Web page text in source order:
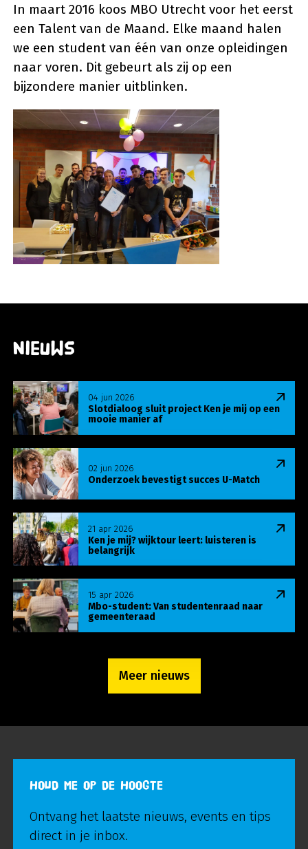
In maart 2016 koos MBO Utrecht voor het eerst
een Talent van de Maand. Elke maand halen
we een student van één van onze opleidingen
naar voren. Dit gebeurt als zij op een
bijzondere manier uitblinken.
Nieuws
Slotdialoog sluit project Ken je mij op een
mooie manier af
04 jun 2026
Lees meer over Slotdialoog sluit project Ken je
Onderzoek bevestigt succes U-Match
02 jun 2026
Lees meer over Onderzoek bevestigt succes U-
Ken je mij? wijktour leert: luisteren is
belangrijk
21 apr 2026
Lees meer over Ken je mij? wijktour leert:
Mbo-student: Van studentenraad naar
gemeenteraad
15 apr 2026
Lees meer over Mbo-student: Van
Meer nieuws
HOUD ME OP DE HOOGTE
Ontvang het laatste nieuws, events en tips
direct in je inbox.